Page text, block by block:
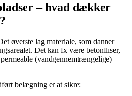
– hvad dækker
øverste lag materiale, som danner
Det kan fx være betonfliser,
(vandgennemtrængelige)
belægning er at sikre: